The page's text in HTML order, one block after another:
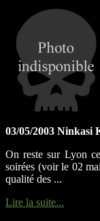
03/05/2003 Ninkasi
On reste sur Lyon
soirées (voir le 02
qualité des ...
Lire la suite...